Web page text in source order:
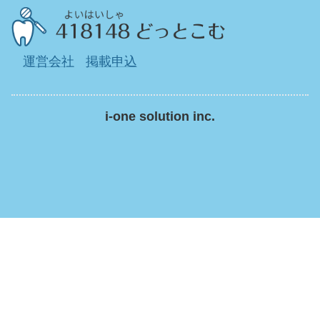
運営会社 掲載申込
i-one solution inc.